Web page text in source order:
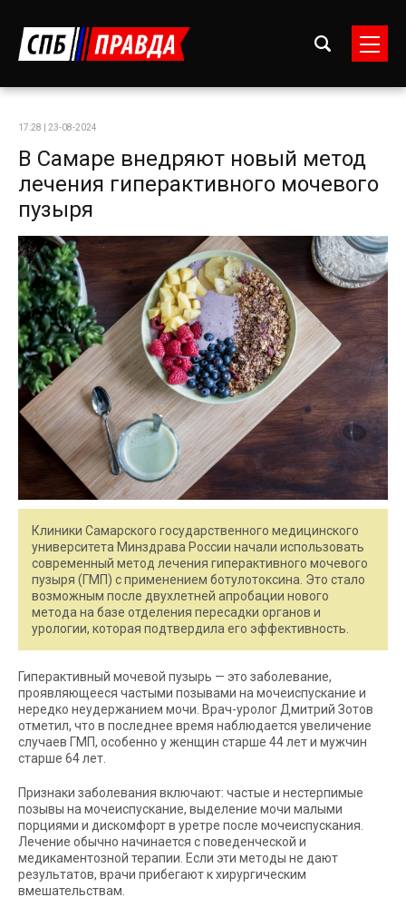
17:28 | 23-08-2024
В Самаре внедряют новый метод
лечения гиперактивного мочевого
пузыря
Клиники Самарского государственного медицинского
университета Минздрава России начали использовать
современный метод лечения гиперактивного мочевого
пузыря (ГМП) с применением ботулотоксина. Это стало
возможным после двухлетней апробации нового
метода на базе отделения пересадки органов и
урологии, которая подтвердила его эффективность.
Гиперактивный мочевой пузырь — это заболевание,
проявляющееся частыми позывами на мочеиспускание и
нередко неудержанием мочи. Врач-уролог Дмитрий Зотов
отметил, что в последнее время наблюдается увеличение
случаев ГМП, особенно у женщин старше 44 лет и мужчин
старше 64 лет.
Признаки заболевания включают: частые и нестерпимые
позывы на мочеиспускание, выделение мочи малыми
порциями и дискомфорт в уретре после мочеиспускания.
Лечение обычно начинается с поведенческой и
медикаментозной терапии. Если эти методы не дают
результатов, врачи прибегают к хирургическим
вмешательствам.